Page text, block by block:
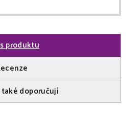
produktu
doporučují